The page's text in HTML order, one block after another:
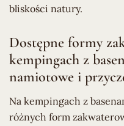
bliskości natury.
Dostępne formy
kempingach z
namiotowe i
Na kempingach z
różnych form